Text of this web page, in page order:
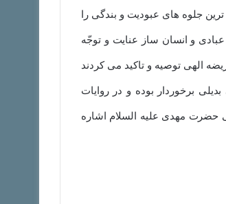
جلوه های عبودیت و بندگی را
عبادی و انسان ساز عنایت و توجّه
الهی توصیه و تاکید می کردند
برخوردار بوده و در روایات
حضرت مهدی علیه السلام اشاره